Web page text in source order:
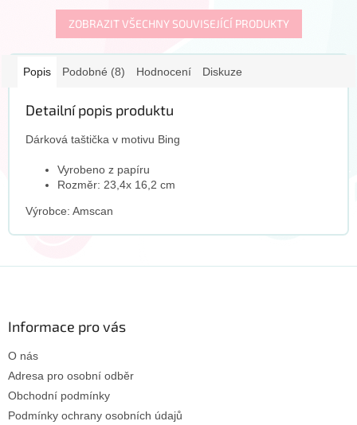
ZOBRAZIT VŠECHNY SOUVISEJÍCÍ PRODUKTY
Popis Podobné (8) Hodnocení Diskuze
Detailní popis produktu
Dárková taštička v motivu Bing
Vyrobeno z papíru
Rozměr: 23,4x 16,2 cm
Výrobce: Amscan
Informace pro vás
O nás
Adresa pro osobní odběr
Obchodní podmínky
Podmínky ochrany osobních údajů